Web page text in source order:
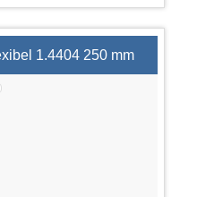
1.4404 250 mm